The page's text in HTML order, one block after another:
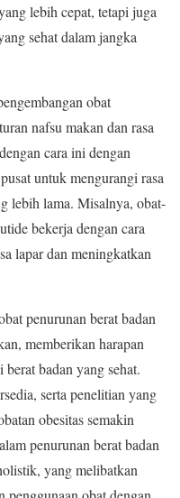
lebih cepat, tetapi juga
sehat dalam jangka
obat
nafsu makan dan rasa
cara ini dengan
untuk mengurangi rasa
lebih lama. Misalnya, obat-
bekerja dengan cara
lapar dan meningkatkan
penurunan berat badan
memberikan harapan
badan yang sehat.
serta penelitian yang
obesitas semakin
penurunan berat badan
yang melibatkan